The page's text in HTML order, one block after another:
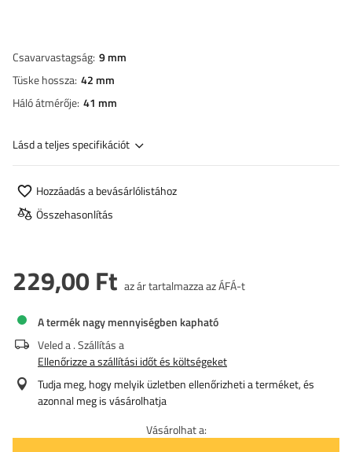
Csavarvastagság 9 mm
Tüske hossza 42 mm
Háló átmérője 41 mm
Lásd a teljes specifikációt
Hozzáadás a bevásárlólistához
Összehasonlítás
229,00 Ft az ár tartalmazza az ÁFÁ-t
A termék nagy mennyiségben kapható
Veled a. Szállítás a
Ellenőrizze a szállítási időt és költségeket
Tudja meg, hogy melyik üzletben ellenőrizheti a terméket, és
azonnal meg is vásárolhatja
Vásárolhat a: